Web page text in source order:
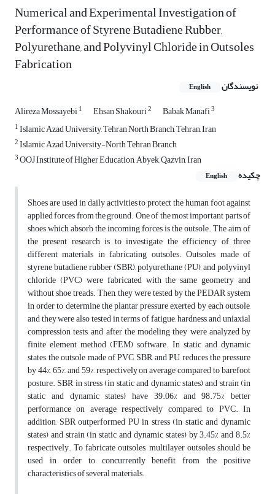
Numerical and Experimental Investigation of
Performance of Styrene Butadiene Rubber,
Polyurethane, and Polyvinyl Chloride in Outsoles
Fabrication
نویسندگان English
Alireza Mossayebi1 Ehsan Shakouri2 Babak Manafi3
1Islamic Azad University, Tehran North Branch, Tehran, Iran
2Islamic Azad University-North Tehran Branch
3OOJ Institute of Higher Education, Abyek, Qazvin, Iran
چکیده
English
Shoes are used in daily activities to protect the human foot against
applied forces from the ground. One of the most important parts of
shoes which absorb the incoming forces is the outsole. The aim of
the present research is to investigate the efficiency of three
different materials in fabricating outsoles. Outsoles made of
styrene butadiene rubber (SBR), polyurethane (PU), and polyvinyl
chloride (PVC) were fabricated with the same geometry and
without shoe treads. Then, they were tested by the PEDAR system
in order to determine the plantar pressure exerted by each outsole,
and they were also tested in terms of fatigue, hardness, and uniaxial
compression tests, and after the modeling they were analyzed by
finite element method (FEM) software. In static and dynamic
states, the outsole made of PVC, SBR, and PU reduces the pressure
by 44%, 65%, and 59%, respectively on average compared to barefoot
posture. SBR in stress (in static and dynamic states) and strain (in
static and dynamic states) have 39.06% and 98.75% better
performance on average respectively compared to PVC. In
addition, SBR outperformed PU in stress (in static and dynamic
states) and strain (in static and dynamic states) by 3.45% and 8.5%
respectively. To fabricate outsoles, multilayer outsoles should be
used in order to concurrently benefit from the positive
characteristics of several materials.